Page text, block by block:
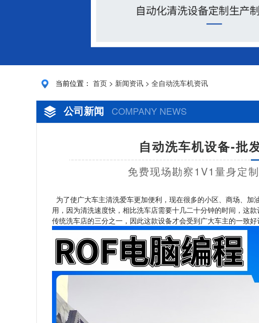
当前位置： 首页 > 新闻资讯 > 全自动洗车机资讯
公司新闻 COMPANY NEWS
自动洗车机设备-批
免费现场勘察1V1量身定
为了使广大车主清洗爱车更加便利，现在很多的小区、商场、
用，因为清洗速度快，相比洗车店需要十几二十分钟的时间，这
传统洗车店的三分之一，因此这款设备才会受到广大车主的一致